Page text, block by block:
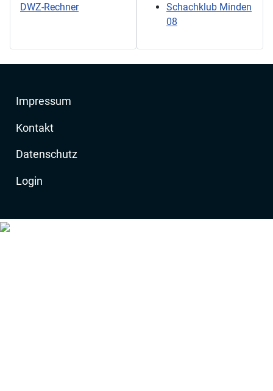
DWZ-Rechner
Schachklub Minden
08
Impressum
Kontakt
Datenschutz
Login